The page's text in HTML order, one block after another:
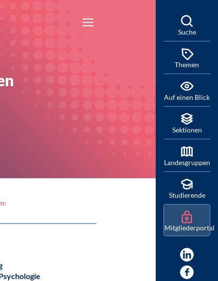
Suche
Themen
Auf einen Blick
Sektionen
Landesgruppen
Studierende
Mitgliederportal